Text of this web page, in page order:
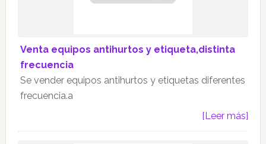
Venta equipos antihurtos y etiqueta,distinta
frecuencia
Se vender equipos antihurtos y etiquetas diferentes
frecuencia.a
[Leer más]